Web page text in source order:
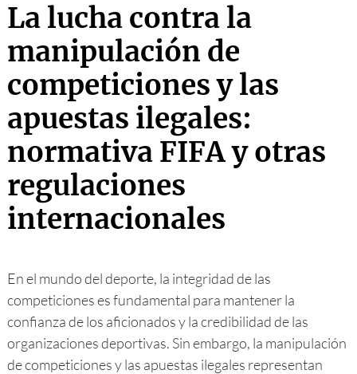
La lucha contra la
manipulación de
competiciones y las
apuestas ilegales:
normativa FIFA y otras
regulaciones
internacionales
En el mundo del deporte, la integridad de las
competiciones es fundamental para mantener la
confianza de los aficionados y la credibilidad de las
organizaciones deportivas. Sin embargo, la manipulación
de competiciones y las apuestas ilegales representan